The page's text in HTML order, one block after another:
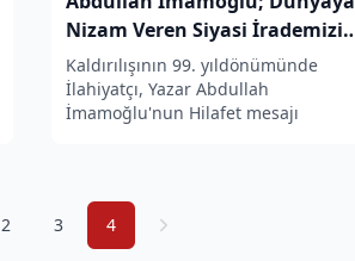
Nizam Veren Siyasi İrademizi
Kaybettik!
Kaldırılışının 99. yıldönümünde
İlahiyatçı, Yazar Abdullah
İmamoğlu'nun Hilafet mesajı
2 3 4